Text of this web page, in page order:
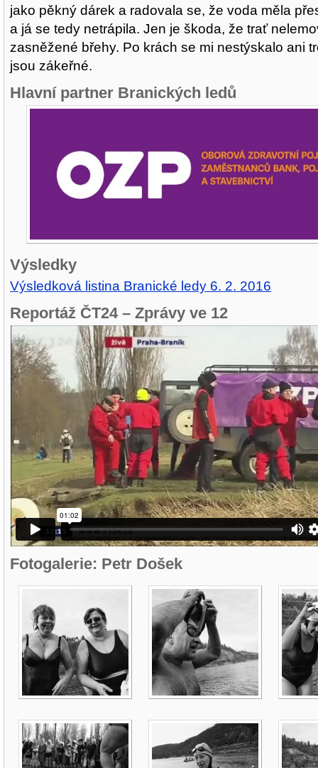
jako pěkný dárek a radovala se, že voda měla
a já se tedy netrápila. Jen je škoda, že trať
zasněžené břehy. Po krách se mi nestýskalo ani
jsou zákeřné.
Hlavní partner Branických ledů
Výsledky
Výsledková listina Branické ledy 6. 2. 2016
Reportáž ČT24 – Zprávy ve 12
Fotogalerie: Petr Došek